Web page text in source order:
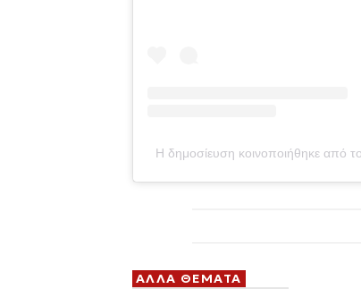
Η δημοσίευση κοινοποιήθηκε από
ΑΛΛΑ ΘΕΜΑΤΑ